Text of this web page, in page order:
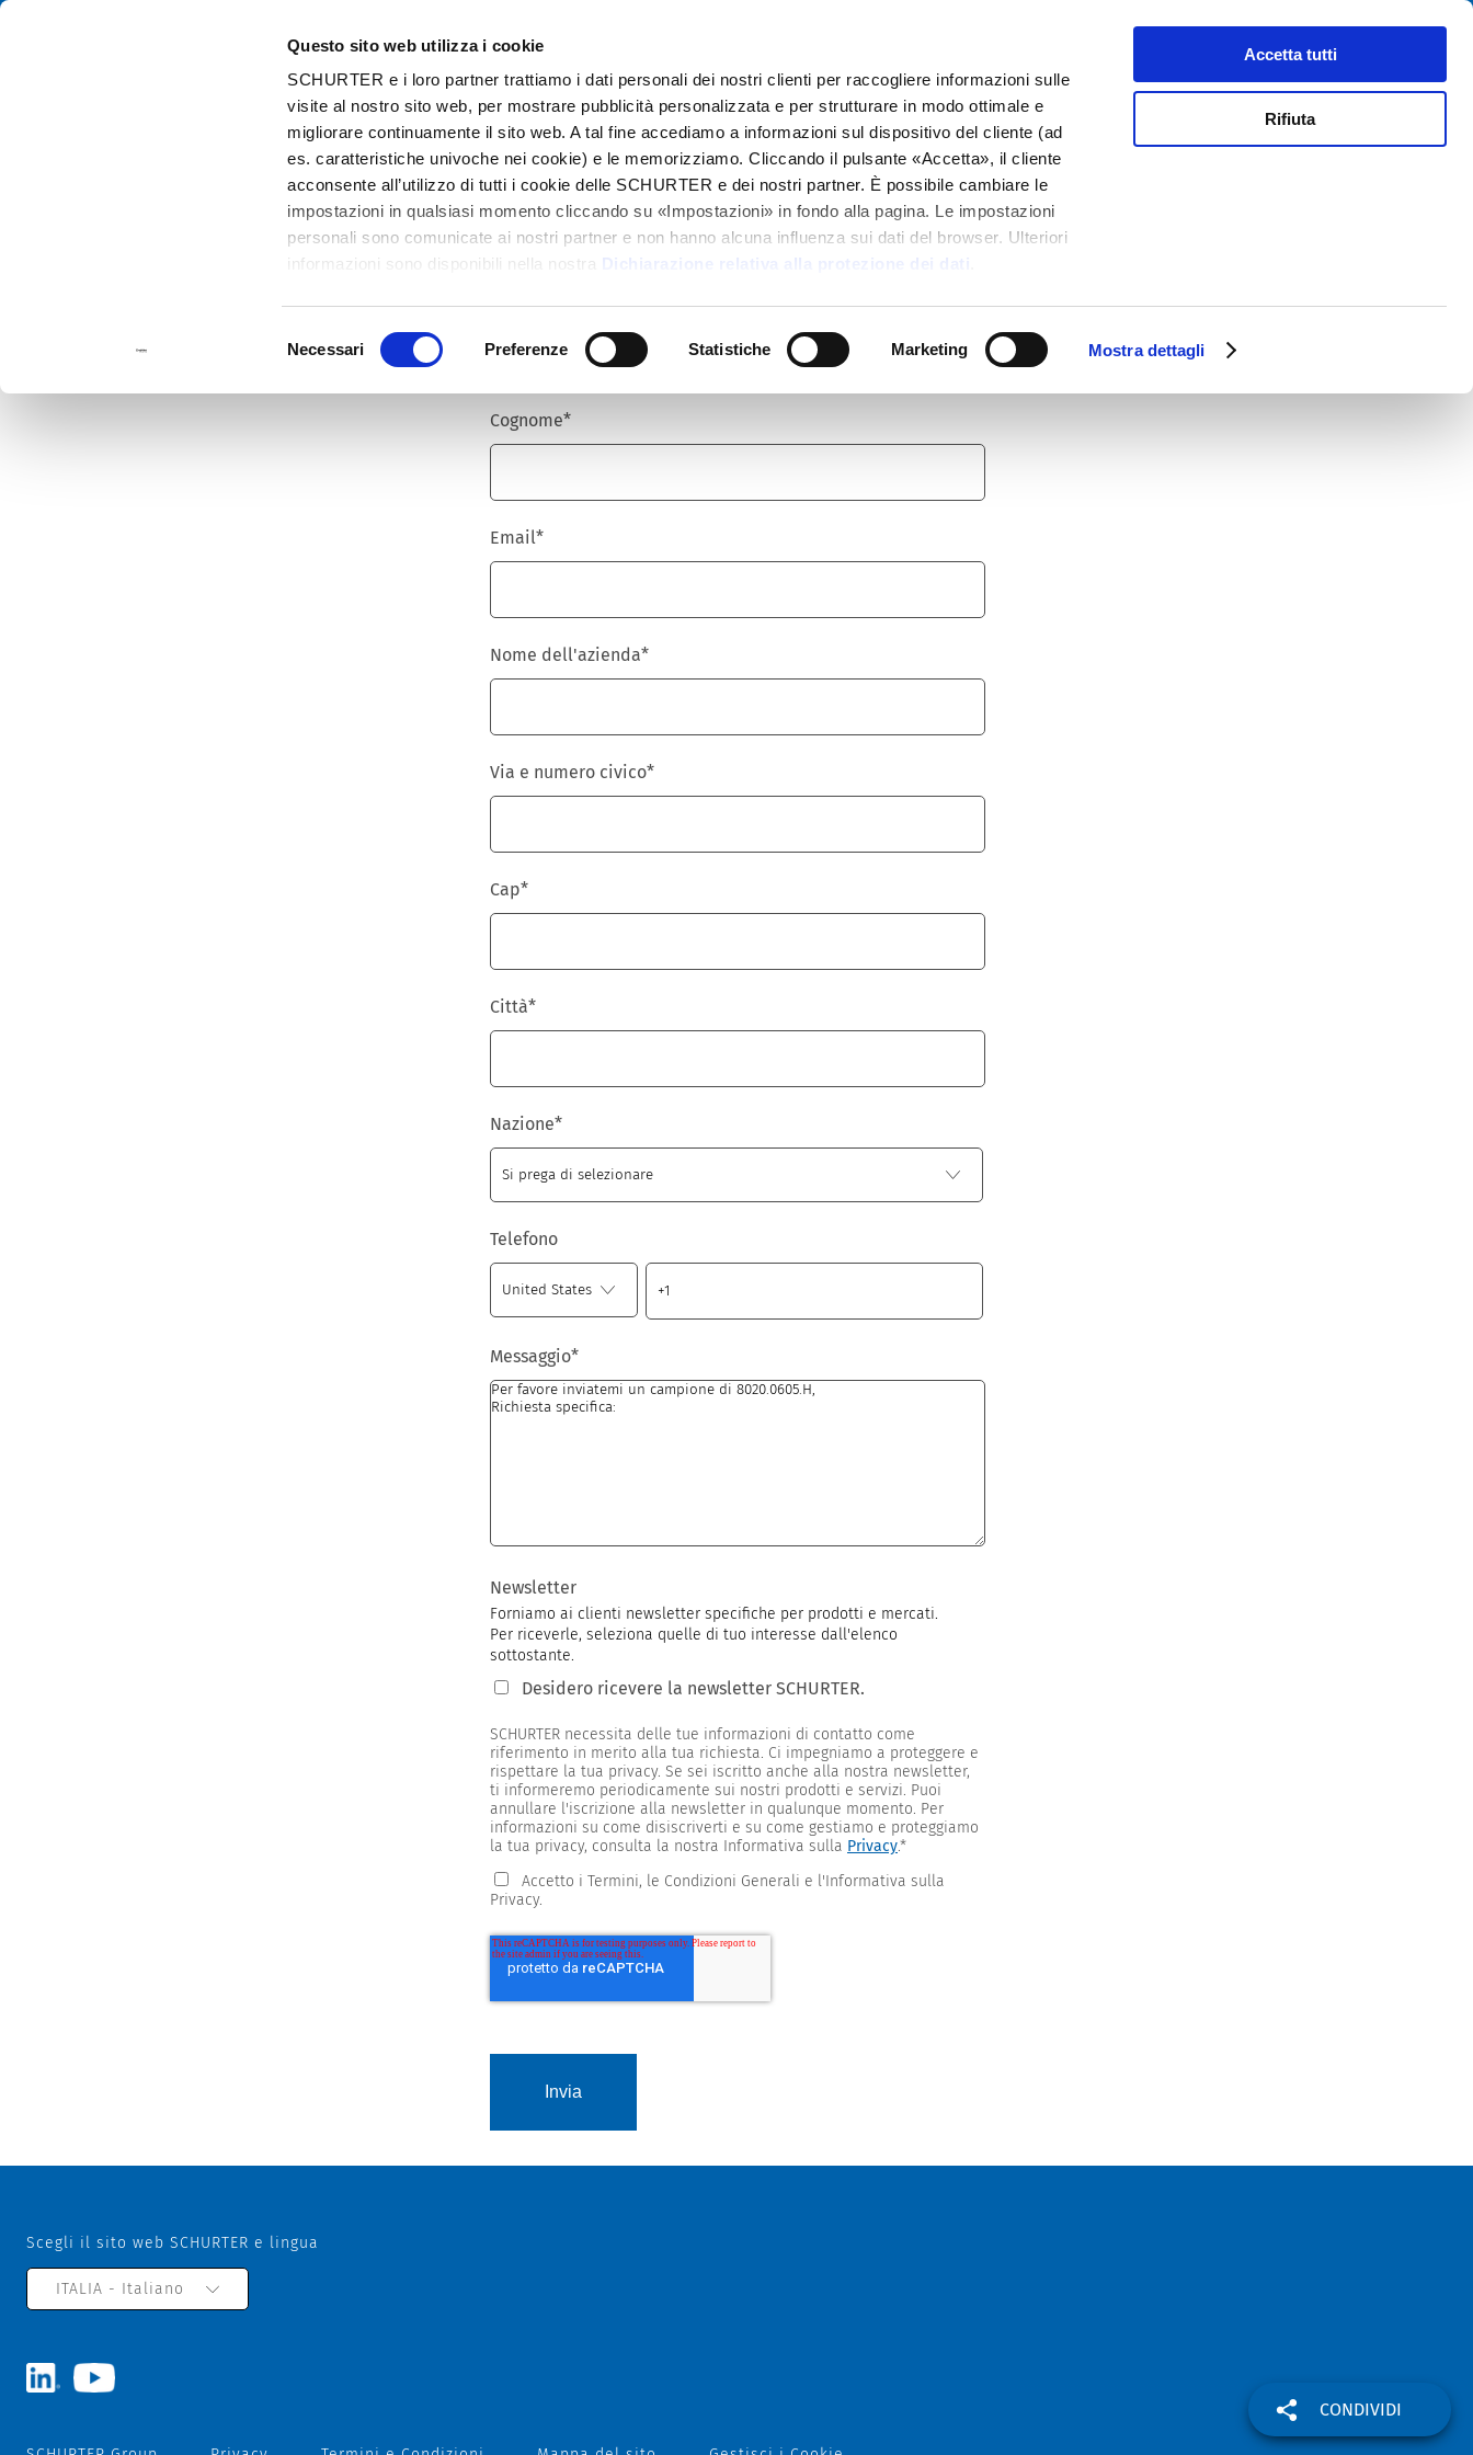
Questo sito web utilizza i cookie
SCHURTER e i loro partner trattiamo i dati personali dei nostri clienti per raccogliere informazioni sulle
visite al nostro sito web, per mostrare pubblicità personalizzata e per strutturare in modo ottimale e
migliorare continuamente il sito web. A tal fine accediamo a informazioni sul dispositivo del cliente (ad
es. caratteristiche univoche nei cookie) e le memorizziamo. Cliccando il pulsante «Accetta», il cliente
acconsente all’utilizzo di tutti i cookie delle SCHURTER e dei nostri partner. È possibile cambiare le
impostazioni in qualsiasi momento cliccando su «Impostazioni» in fondo alla pagina. Le impostazioni
personali sono comunicate ai nostri partner e non hanno alcuna influenza sui dati del browser. Ulteriori
informazioni sono disponibili nella nostra Dichiarazione relativa alla protezione dei dati
del
Necessari Preferenze Statistiche Marketing Mostra dettagli
Accetta tutti
Rifiuta
Catalogo Contatti
Titolo*
Nome*
Cognome*
Email*
Nome dell'azienda*
Via e numero civico*
Cap*
Città*
Nazione*
Telefono
Messaggio*
Newsletter
Forniamo ai clienti newsletter specifiche per prodotti e mercati.
Per riceverle, seleziona quelle di tuo interesse dall'elenco
sottostante.
Desidero ricevere la newsletter SCHURTER.
SCHURTER necessita delle tue informazioni di contatto come
riferimento in merito alla tua richiesta. Ci impegniamo a proteggere e
rispettare la tua privacy. Se sei iscritto anche alla nostra newsletter,
ti informeremo periodicamente sui nostri prodotti e servizi. Puoi
annullare l'iscrizione alla newsletter in qualunque momento. Per
informazioni su come disiscriverti e su come gestiamo e proteggiamo
la tua privacy, consulta la nostra Informativa sulla Privacy.*
Accetto i Termini, le Condizioni Generali e l'Informativa sulla
Privacy.
CONDIVIDI
Scegli il sito web SCHURTER e lingua
ITALIA - Italiano